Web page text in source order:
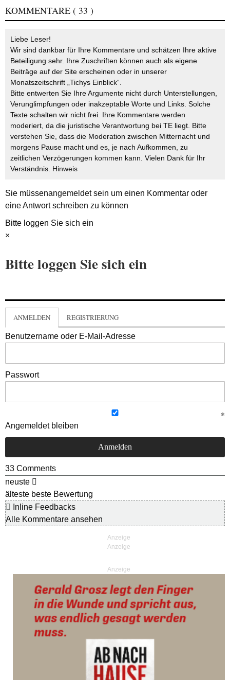
KOMMENTARE ( 33 )
Liebe Leser!
Wir sind dankbar für Ihre Kommentare und schätzen Ihre aktive
Beteiligung sehr. Ihre Zuschriften können auch als eigene
Beiträge auf der Site erscheinen oder in unserer
Monatszeitschrift „Tichys Einblick“.
Bitte entwerten Sie Ihre Argumente nicht durch Unterstellungen,
Verunglimpfungen oder inakzeptable Worte und Links. Solche
Texte schalten wir nicht frei. Ihre Kommentare werden
moderiert, da die juristische Verantwortung bei TE liegt. Bitte
verstehen Sie, dass die Moderation zwischen Mitternacht und
morgens Pause macht und es, je nach Aufkommen, zu
zeitlichen Verzögerungen kommen kann. Vielen Dank für Ihr
Verständnis. Hinweis
Sie müssenangemeldetsein um einen Kommentar oder
eine Antwort schreiben zu können
Bitte loggen Sie sich ein
×
Bitte loggen Sie sich ein
ANMELDEN REGISTRIERUNG
Benutzername oder E-Mail-Adresse
Passwort
Angemeldet bleiben
33 Comments
neuste
älteste beste Bewertung
Inline Feedbacks
Alle Kommentare ansehen
Anzeige